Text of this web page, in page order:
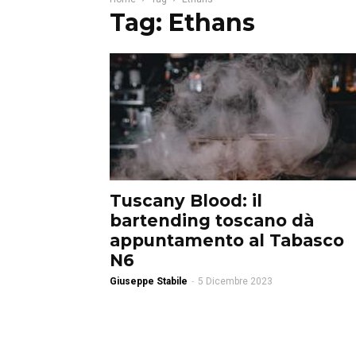
Tag: Ethans
Tuscany Blood: il
bartending toscano dà
appuntamento al Tabasco
N6
Giuseppe Stabile - 5 Dicembre 2023